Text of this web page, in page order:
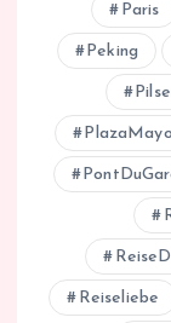
Paris
Peking
Reiseliebe